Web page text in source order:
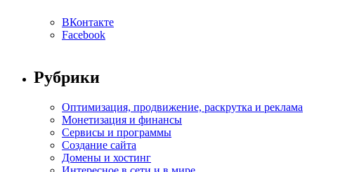
ВКонтакте
Facebook
Рубрики
Оптимизация, продвижение, раскрутка и реклама
Монетизация и финансы
Сервисы и программы
Создание сайта
Домены и хостинг